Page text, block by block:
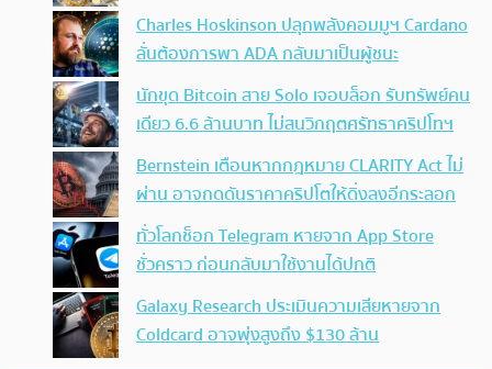
Charles Hoskinson ปลุกพลังคอมมูฯ Cardano
ลั่นต้องการพา ADA กลับมาเป็นผู้ชนะ
นักขุด Bitcoin สาย Solo เจอบล็อก รับทรัพย์คน
เดียว 6.6 ล้านบาท ไม่สนวิกฤตศรัทธาคริปโทฯ
Bernstein เตือนหากกฎหมาย CLARITY Act ไม่
ผ่าน อาจกดดันราคาคริปโตให้ดิ่งลงอีกระลอก
ทั่วโลกช็อก Telegram หายจาก App Store
ชั่วคราว ก่อนกลับมาใช้งานได้ปกติ
Galaxy Research ประเมินความเสียหายจาก
Coldcard อาจพุ่งสูงถึง $130 ล้าน